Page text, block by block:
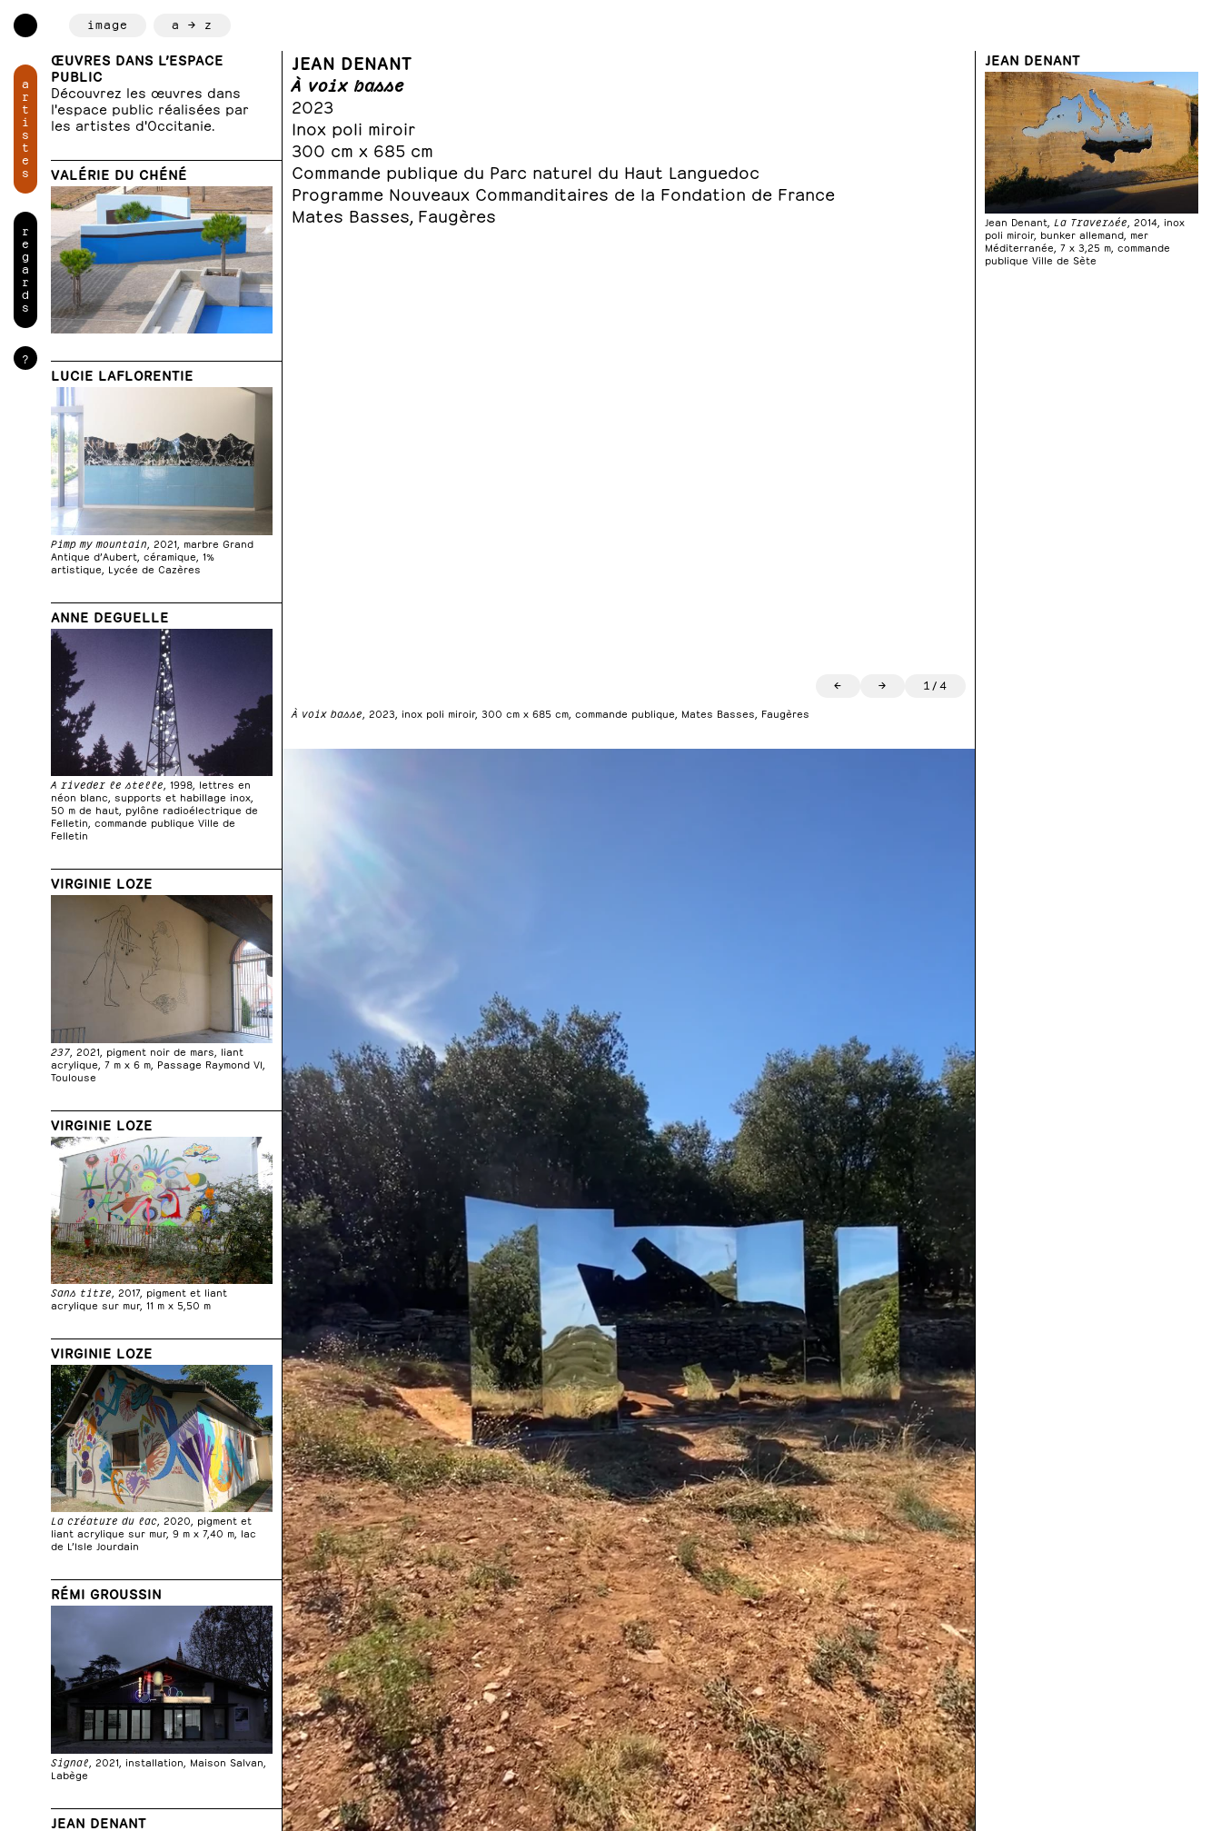
a
r
t
i
s
t
e
s
r
e
g
a
r
d
s
?
image a → z
ŒUVRES DANS L’ESPACE
PUBLIC
Découvrez les œuvres dans
l'espace public réalisées par
les artistes d'Occitanie.
VALÉRIE DU CHÉNÉ
LUCIE LAFLORENTIE
Pimp my mountain , 2021, marbre Grand
Antique d’Aubert, céramique, 1%
artistique, Lycée de Cazères
ANNE DEGUELLE
A riveder le stelle, 1998, lettres en
néon blanc, supports et habillage inox,
50 m de haut, pylône radioélectrique de
Felletin, commande publique Ville de
Felletin
VIRGINIE LOZE
237 , 2021, pigment noir de mars, liant
acrylique, 7 m x 6 m, Passage Raymond VI,
Toulouse
VIRGINIE LOZE
Sans titre , 2017, pigment et liant
acrylique sur mur, 11 m x 5,50 m
VIRGINIE LOZE
La créature du lac, 2020, pigment et
liant acrylique sur mur, 9 m x 7,40 m, lac
de L’Isle Jourdain
RÉMI GROUSSIN
Signal , 2021, installation, Maison Salvan,
Labège
JEAN DENANT
JEAN DENANT
À voix basse
2023
Inox poli miroir
300 cm x 685 cm
Commande publique du Parc naturel du Haut Languedoc
Programme Nouveaux Commanditaires de la Fondation de France
Mates Basses, Faugères
← → 1 /4
À voix basse, 2023, inox poli miroir, 300 cm x 685 cm, commande publique, Mates Basses, Faugères
JEAN DENANT
Jean Denant, La Traversée, 2014, inox
poli miroir, bunker allemand, mer
Méditerranée, 7 x 3,25 m, commande
publique Ville de Sète